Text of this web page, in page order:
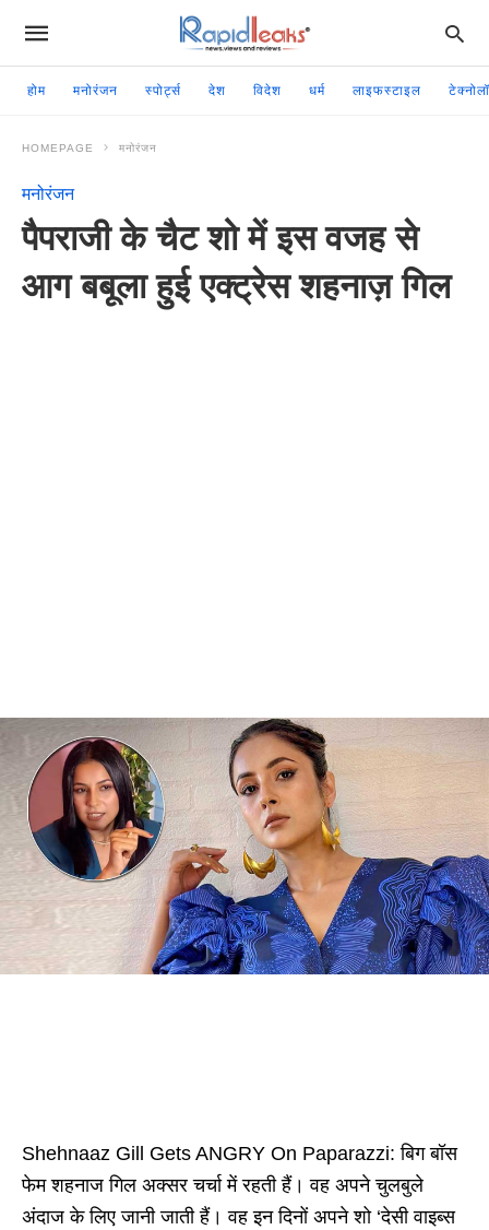
होम मनोरंजन स्पोर्ट्स देश विदेश धर्म लाइफस्टाइल
HOMEPAGE मनोरंजन
मनोरंजन
पैपराजी के चैट शो में इस वजह से
आग बबूला हुई एक्ट्रेस शहनाज़ गिल
Shehnaaz Gill Gets ANGRY On Paparazzi: बिग बॉस
फेम शहनाज गिल अक्सर चर्चा में रहती हैं। वह अपने चुलबुले
अंदाज के लिए जानी जाती हैं। वह इन दिनों अपने शो ‘देसी वाइब्स